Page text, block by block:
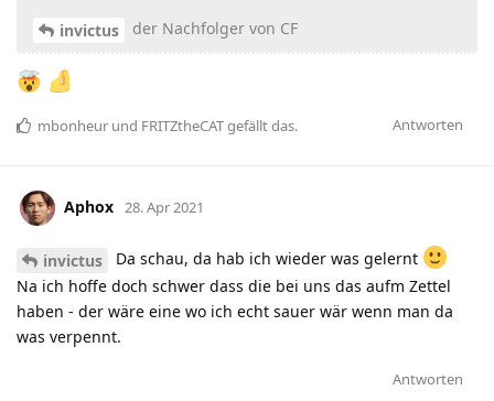
invictus der Nachfolger von CF
Antworten
mbonheur und FRITZtheCATgefällt das.
Aphox 28. Apr 2021
invictus
Da schau, da hab ich wieder was gelernt
Na ich hoffe doch schwer dass die bei uns das aufm Zettel
haben - der wäre eine wo ich echt sauer wär wenn man da
was verpennt.
Antworten